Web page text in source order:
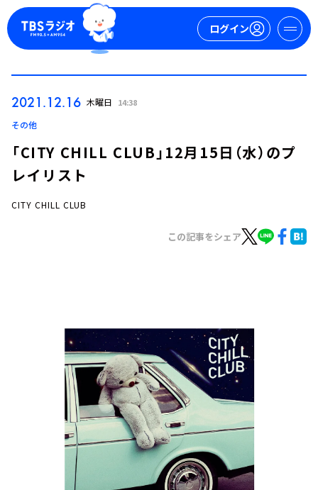
ログイン
お知らせ
イベント・グッズ
YouTube
会社情報
2021.12.16 木曜日 14:38
その他
「CITY CHILL CLUB」12月15日（水）のプ
レイリスト
CITY CHILL CLUB
この記事をシェア